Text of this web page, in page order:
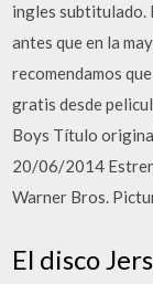
ingles subtitulado.
antes que en la
recomendamos
gratis desde
Boys Título
20/06/2014
Warner Bros.
El disco